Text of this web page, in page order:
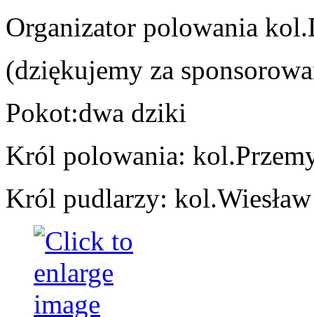
Organizator polowania kol.
(dziękujemy za
Pokot:dwa dziki
Król polowania: kol.
Król pudlarzy: